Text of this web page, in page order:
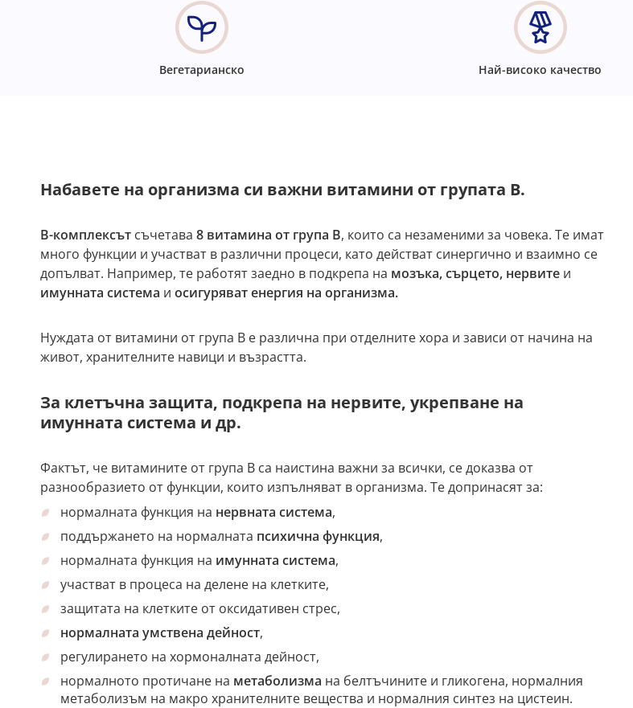
Вегетарианско Най-високо качество
Набавете на организма си важни витамини от групата В.
В-комплексът съчетава 8 витамина от група В, които са незаменими за човека. Те имат
много функции и участват в различни процеси, като действат синергично и взаимно се
допълват. Например, те работят заедно в подкрепа на мозъка, сърцето, нервите и
имунната система и осигуряват енергия на организма.
Нуждата от витамини от група В е различна при отделните хора и зависи от начина на
живот, хранителните навици и възрастта.
За клетъчна защита, подкрепа на нервите, укрепване на
имунната система и др.
Фактът, че витамините от група В са наистина важни за всички, се доказва от
разнообразието от функции, които изпълняват в организма. Те допринасят за:
нормалната функция на нервната система,
поддържането на нормалната психична функция,
нормалната функция на имунната система,
участват в процеса на делене на клетките,
защитата на клетките от оксидативен стрес,
нормалната умствена дейност,
регулирането на хормоналната дейност,
нормалното протичане на метаболизма на белтъчините и гликогена, нормалния
метаболизъм на макро хранителните вещества и нормалния синтез на цистеин.